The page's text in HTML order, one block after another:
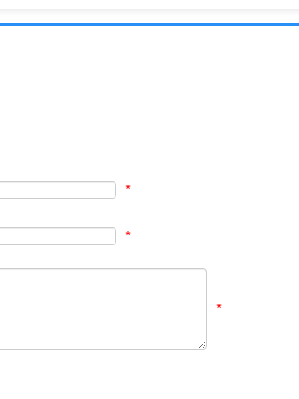
*
*
*